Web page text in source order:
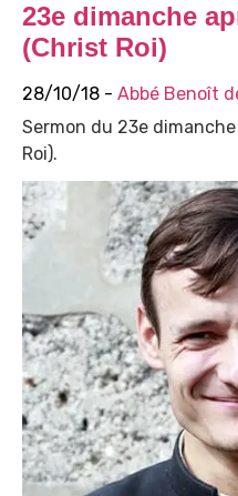
23e dimanche
(Christ Roi)
28/10/18 - Abbé Benoît
Sermon du 23e
Roi).